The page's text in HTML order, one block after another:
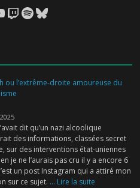
Twitch
Spotify
Bluesky
ou l’extrême-droite amoureuse du
dit qu’un nazi alcoolique
des informations, classées secret
sur des interventions état-uniennes
je ne l’aurais pas cru il y a encore 6
un post Instagram qui a attiré mon
sur ce sujet. ... Lire la suite